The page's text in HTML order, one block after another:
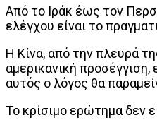
Από το Ιράκ έως τον
ελέγχου είναι το
Η Κίνα, από την πλευρά
αμερικανική
αυτός ο λόγος θα
Το κρίσιμο ερώτημα δεν